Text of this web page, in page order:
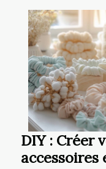
DIY : Créer
accessoires